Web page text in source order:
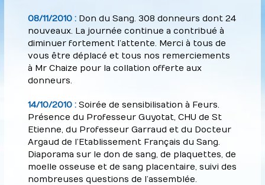
08/11/2010 : Don du Sang. 308 donneurs dont 24
nouveaux. La journée continue a contribué à
diminuer fortement l’attente. Merci à tous de
vous être déplacé et tous nos remerciements
à Mr Chaize pour la collation offerte aux
donneurs.
14/10/2010 : Soirée de sensibilisation à Feurs.
Présence du Professeur Guyotat, CHU de St
Etienne, du Professeur Garraud et du Docteur
Argaud de l’Etablissement Français du Sang.
Diaporama sur le don de sang, de plaquettes, de
moelle osseuse et de sang placentaire, suivi des
nombreuses questions de l’assemblée.